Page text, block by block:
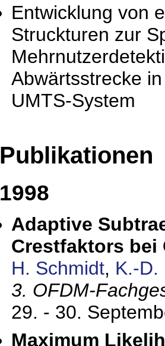
Entwicklung von
Struckturen zur
Abwärtsstrecke
UMTS-System
Publikationen
1998
Adaptive
Crestfaktors bei
H. Schmidt, K.-D.
3. OFDM-
29. - 30.
Maximum